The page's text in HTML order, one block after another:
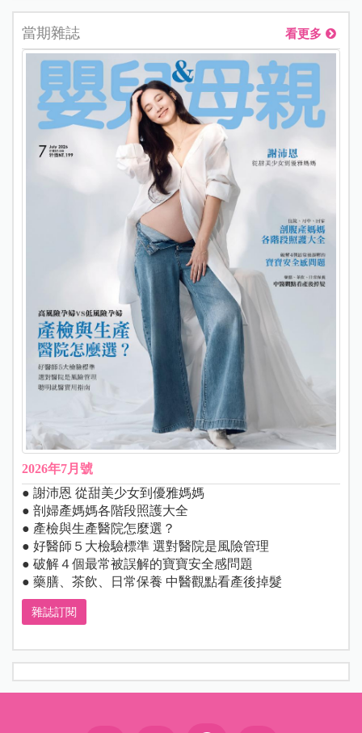
當期雜誌 看更多
2026年7月號
● 謝沛恩 從甜美少女到優雅媽媽
● 剖婦產媽媽各階段照護大全
● 產檢與生產醫院怎麼選？
● 好醫師５大檢驗標準 選對醫院是風險管理
● 破解４個最常被誤解的寶寶安全感問題
● 藥膳、茶飲、日常保養 中醫觀點看產後掉髮
雜誌訂閱